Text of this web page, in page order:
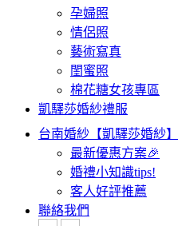
孕婦照
情侶照
藝術寫真
閨蜜照
棉花糖女孩專區
凱驛莎婚紗禮服
台南婚紗【凱驛莎婚紗
最新優惠方案🎉
婚禮小知識tips!
客人好評推薦
聯絡我們